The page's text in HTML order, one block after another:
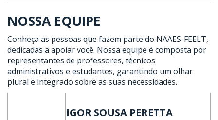
NOSSA EQUIPE
Conheça as pessoas que fazem parte do NAAES-FEELT,
dedicadas a apoiar você. Nossa equipe é composta por
representantes de professores, técnicos
administrativos e estudantes, garantindo um olhar
plural e integrado sobre as suas necessidades.
IGOR SOUSA PERETTA